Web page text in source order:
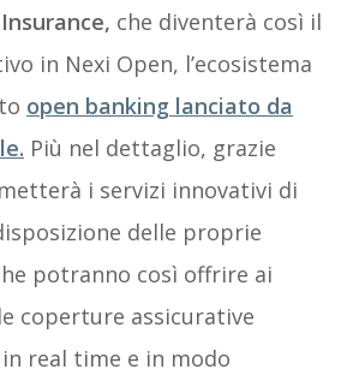
che diventerà così il
in Nexi Open, l’ecosistema
open banking lanciato da
Più nel dettaglio, grazie
i servizi innovativi di
delle proprie
potranno così offrire ai
coperture assicurative
real time e in modo